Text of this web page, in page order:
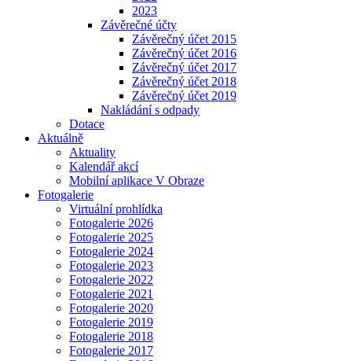
2023
Závěrečné účty
Závěrečný účet 2015
Závěrečný účet 2016
Závěrečný účet 2017
Závěrečný účet 2018
Závěrečný účet 2019
Nakládání s odpady
Dotace
Aktuálně
Aktuality
Kalendář akcí
Mobilní aplikace V Obraze
Fotogalerie
Virtuální prohlídka
Fotogalerie 2026
Fotogalerie 2025
Fotogalerie 2024
Fotogalerie 2023
Fotogalerie 2022
Fotogalerie 2021
Fotogalerie 2020
Fotogalerie 2019
Fotogalerie 2018
Fotogalerie 2017